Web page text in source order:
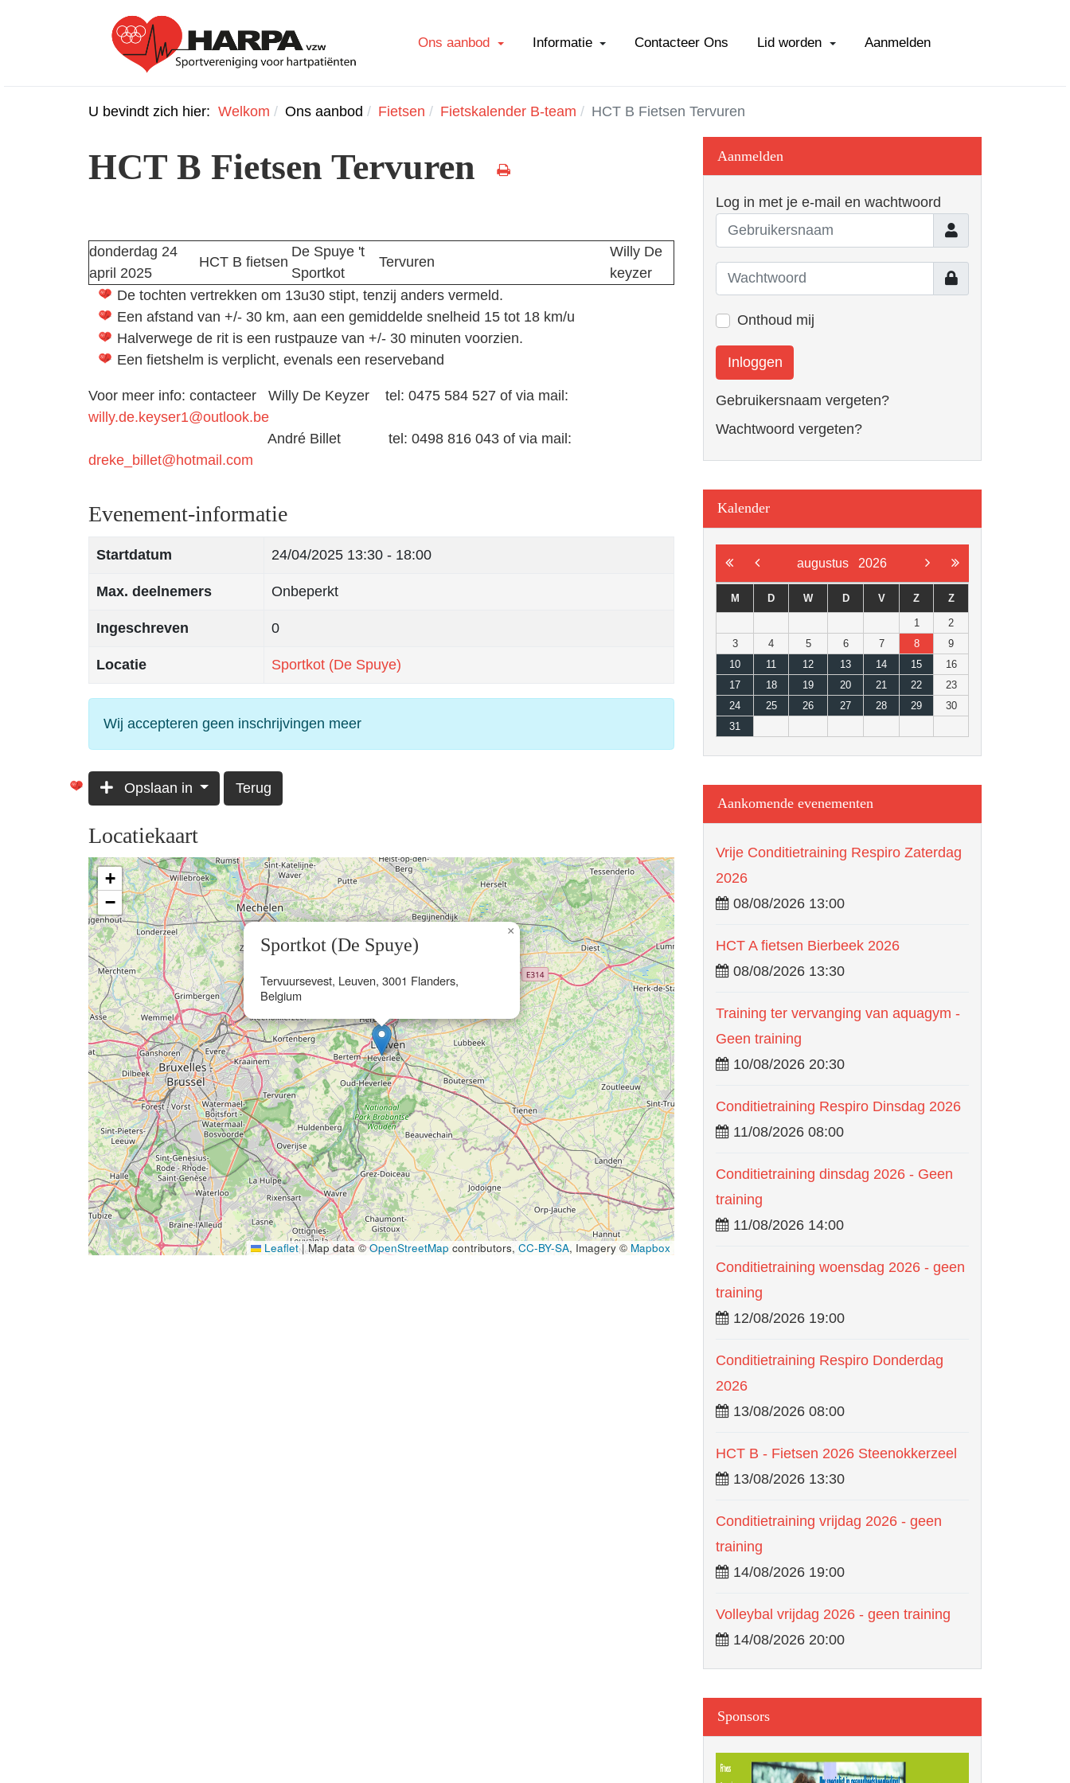
Ons aanbod Informatie Contacteer Ons Lid worden Aanmelden
U bevindt zich hier: Welkom Ons aanbod Fietsen Fietskalender B-team HCT B Fietsen Tervuren
HCT B Fietsen Tervuren
donderdag 24
april 2025
HCT B fietsen
De Spuye 't
Sportkot
Tervuren
Willy De
keyzer
De tochten vertrekken om 13u30 stipt, tenzij anders vermeld.
Een afstand van +/- 30 km, aan een gemiddelde snelheid 15 tot 18 km/u
Halverwege de rit is een rustpauze van +/- 30 minuten voorzien.
Een fietshelm is verplicht, evenals een reserveband
Voor meer info: contacteer Willy De Keyzer tel: 0475 584 527 of via mail:
willy.de.keyser1@outlook.be
André Billet tel: 0498 816 043 of via mail:
dreke_billet@hotmail.com
Evenement-informatie
Startdatum 24/04/2025 13:30 - 18:00
Max. deelnemers Onbeperkt
Ingeschreven 0
Locatie Sportkot (De Spuye)
Wij accepteren geen inschrijvingen meer
Opslaan in Terug
Locatiekaart
Sportkot (De Spuye)
Tervuursevest, Leuven, 3001 Flanders,
Belgium
×
+
−
Leaflet |Map data ©OpenStreetMap contributors, CC-BY-SA, Imagery © Mapbox
Aanmelden
Log in met je e-mail en wachtwoord
Gebruikersnaam
Toon
Onthoud mij
Inloggen
Gebruikersnaam vergeten?
Wachtwoord vergeten?
Kalender
augustus 2026
M D W D V Z Z
1
2
3
4 5 6 7 8
9
10
11 12 13 14 15
16
17
18 19 20 21 22
23
24
25 26 27 28 29
30
31
Aankomende evenementen
Vrije Conditietraining Respiro Zaterdag
2026
08/08/2026 13:00
HCT A fietsen Bierbeek 2026
08/08/2026 13:30
Training ter vervanging van aquagym -
Geen training
10/08/2026 20:30
Conditietraining Respiro Dinsdag 2026
11/08/2026 08:00
Conditietraining dinsdag 2026 - Geen
training
11/08/2026 14:00
Conditietraining woensdag 2026 - geen
training
12/08/2026 19:00
Conditietraining Respiro Donderdag
2026
13/08/2026 08:00
HCT B - Fietsen 2026 Steenokkerzeel
13/08/2026 13:30
Conditietraining vrijdag 2026 - geen
training
14/08/2026 19:00
Volleybal vrijdag 2026 - geen training
14/08/2026 20:00
Sponsors